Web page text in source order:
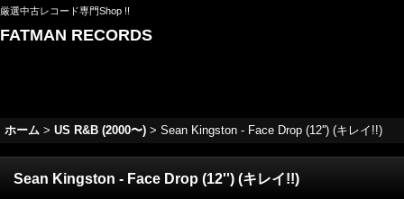
厳選中古レコード専門Shop !!
FATMAN RECORDS
ホーム > US R&B (2000〜) > Sean Kingston - Face Drop (12'') (キレイ!!)
Sean Kingston - Face Drop (12'') (キレイ!!)